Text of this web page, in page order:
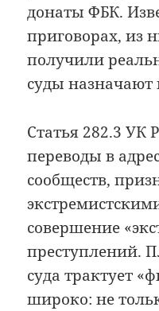
донаты ФБК.
приговорах, из
получили
суды
Статья 282.3 УК
переводы в
сообществ,
совершение
преступлений.
суда трактует
широко: не